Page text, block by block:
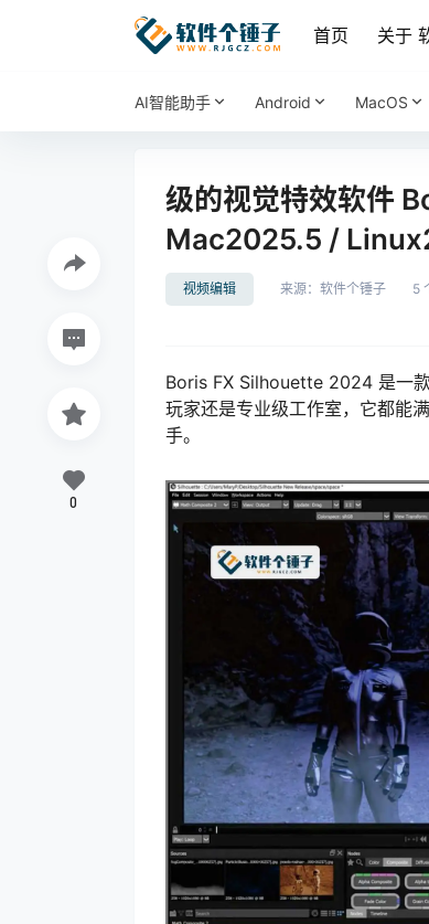
首页 关于
AI智能助手 Android MacOS
级的视觉特效软件
Mac2025.5 /
视频编辑 来源： 软件个锤子 5
Boris FX Silhouette 2024 是一
玩家还是专业级工作室，它都能
手。
0